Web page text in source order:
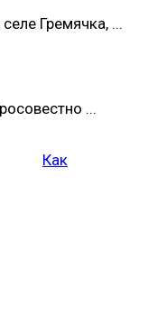
Гремячка, ...
...
Как